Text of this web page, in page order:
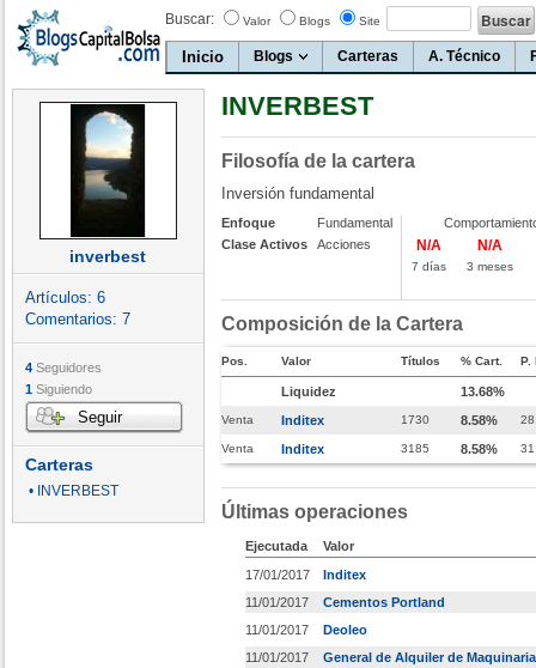
Buscar: Valor Blogs Site
Inicio Blogs Carteras A. Técnico
inverbest
Artículos: 6
Comentarios: 7
4 Seguidores
1 Siguiendo
Seguir
Carteras
• INVERBEST
INVERBEST
Filosofía de la cartera
Inversión fundamental
Enfoque
Fundamental
Clase Activos
Acciones N/A
7 días
N/A
3 meses
Composición de la Cartera
Pos. Valor Títulos % Cart. P.
Liquidez 13.68%
Venta Inditex 1730 8.58%
Venta Inditex 3185 8.58%
Últimas operaciones
Ejecutada
Valor
17/01/2017
Inditex
11/01/2017
Cementos Portland
11/01/2017
Deoleo
11/01/2017
General de Alquiler de Maquinaria